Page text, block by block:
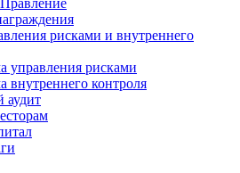
рисками и внутреннего
управления рисками
внутреннего контроля
аудит